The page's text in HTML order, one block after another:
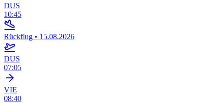
DUS
10:45
Rückflug • 15.08.2026
DUS
07:05
VIE
08:40